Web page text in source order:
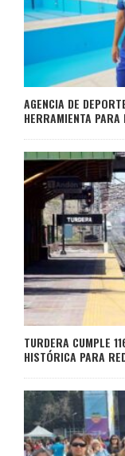
AGENCIA DE
HERRAMIENTA
TURDERA CUMPLE
HISTÓRICA PARA